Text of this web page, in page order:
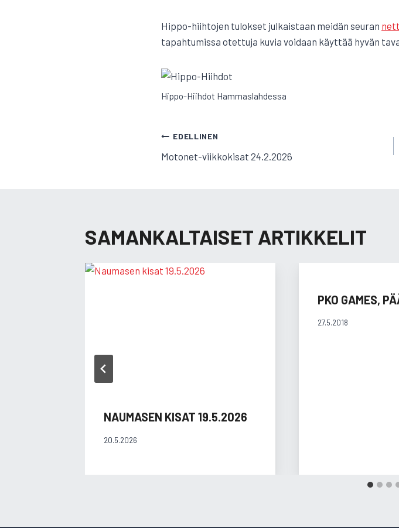
Hippo-hiihtojen tulokset julkaistaan meidän seuran
tapahtumissa otettuja kuvia voidaan käyttää hyvän
Hippo-Hiihdot Hammaslahdessa
ARTIKKELIEN
SELAUS
EDELLINEN
Motonet-viikkokisat 24.2.2026
SAMANKALTAISET ARTIKKELIT
NAUMASEN KISAT 19.5.2026
20.5.2026
PKO GAMES,
27.5.2018